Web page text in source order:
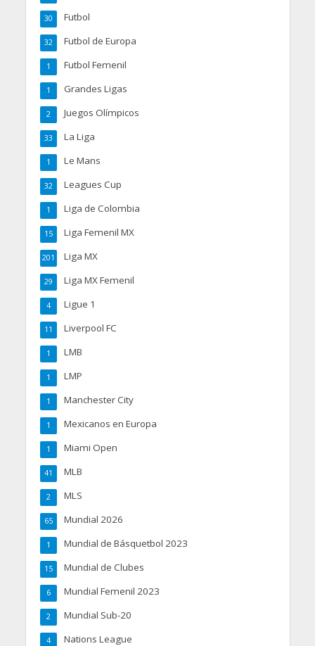
Futbol
30
Futbol de Europa
32
Futbol Femenil
1
Grandes Ligas
1
Juegos Olímpicos
2
La Liga
33
Le Mans
1
Leagues Cup
32
Liga de Colombia
1
Liga Femenil MX
15
Liga MX
201
Liga MX Femenil
29
Ligue 1
4
Liverpool FC
11
LMB
1
LMP
1
Manchester City
1
Mexicanos en Europa
1
Miami Open
1
MLB
41
MLS
2
Mundial 2026
65
Mundial de Básquetbol 2023
1
Mundial de Clubes
15
Mundial Femenil 2023
6
Mundial Sub-20
2
Nations League
4